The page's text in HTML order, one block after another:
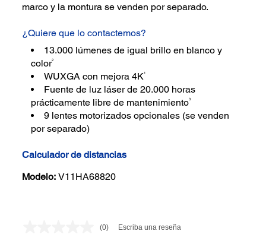
marco y la montura se venden por separado.
¿Quiere que lo contactemos?
13.000 lúmenes de igual brillo en blanco y
color2
WUXGA con mejora 4K1
Fuente de luz láser de 20.000 horas
prácticamente libre de mantenimiento3
9 lentes motorizados opcionales (se venden
por separado)
Calculador de distancias
Modelo: V11HA68820
Sin
(0) Escriba una reseña